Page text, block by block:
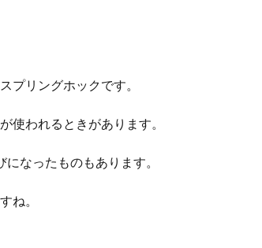
プリングホックです。
使われるときがあります。
なったものもあります。
ね。